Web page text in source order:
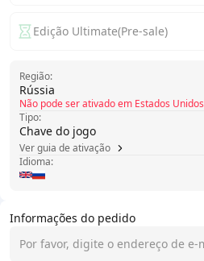
Informações do pedido
Edição Ultimate(Pre-sale)
Região:
Rússia
Não pode ser ativado em Estados Unidos
Tipo:
Chave do jogo
Ver guia de ativação
Idioma: